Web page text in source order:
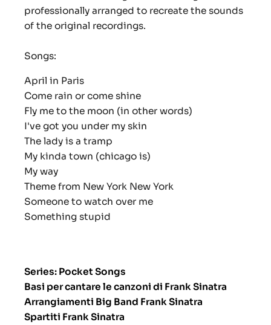
professionally arranged to recreate the sounds
of the original recordings.
Songs:
April in Paris
Come rain or come shine
Fly me to the moon (in other words)
I've got you under my skin
The lady is a tramp
My kinda town (chicago is)
My way
Theme from New York New York
Someone to watch over me
Something stupid
Series: Pocket Songs
Basi per cantare le canzoni di Frank Sinatra
Arrangiamenti Big Band Frank Sinatra
Spartiti Frank Sinatra